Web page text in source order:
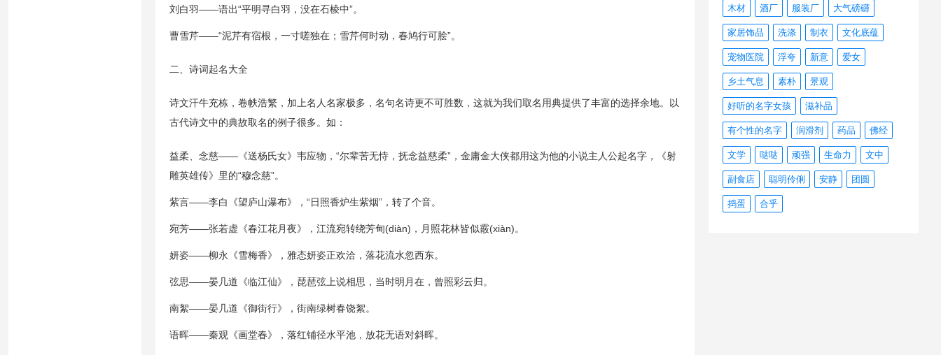
刘白羽——语出“平明寻白羽，没在石棱中”。
曹雪芹——“泥芹有宿根，一寸嗟独在；雪芹何时动，春鸠行可脍”。
二、诗词起名大全
诗文汗牛充栋，卷帙浩繁，加上名人名家极多，名句名诗更不可胜数，这就为我们取名用典提供了丰富的选择余地。以
古代诗文中的典故取名的例子很多。如：
益柔、念慈——《送杨氏女》韦应物，“尔辈苦无恃，抚念益慈柔”，金庸金大侠都用这为他的小说主人公起名字，《射
雕英雄传》里的“穆念慈”。
紫言——李白《望庐山瀑布》，“日照香炉生紫烟”，转了个音。
宛芳——张若虚《春江花月夜》，江流宛转绕芳甸(diàn)，月照花林皆似霰(xiàn)。
妍姿——柳永《雪梅香》，雅态妍姿正欢洽，落花流水忽西东。
弦思——晏几道《临江仙》，琵琶弦上说相思，当时明月在，曾照彩云归。
南絮——晏几道《御街行》，街南绿树春饶絮。
语晖——秦观《画堂春》，落红铺径水平池，放花无语对斜晖。
木材 酒厂 服装厂 大气磅礴
家居饰品 洗涤 制衣 文化底蕴
宠物医院 浮夸 新意 爱女
乡土气息 素朴 景观
好听的名字女孩 滋补品
有个性的名字 润滑剂 药品 佛经
文学 哒哒 顽强 生命力 文中
副食店 聪明伶俐 安静 团圆
捣蛋 合乎